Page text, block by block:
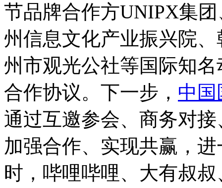
节品牌合作方UNIPX集
州信息文化产业振兴院
州市观光公社等国际知
合作协议。下一步， 中国
通过互邀参会、商务对
加强合作、实现共赢，
时，哔哩哔哩、大有叔